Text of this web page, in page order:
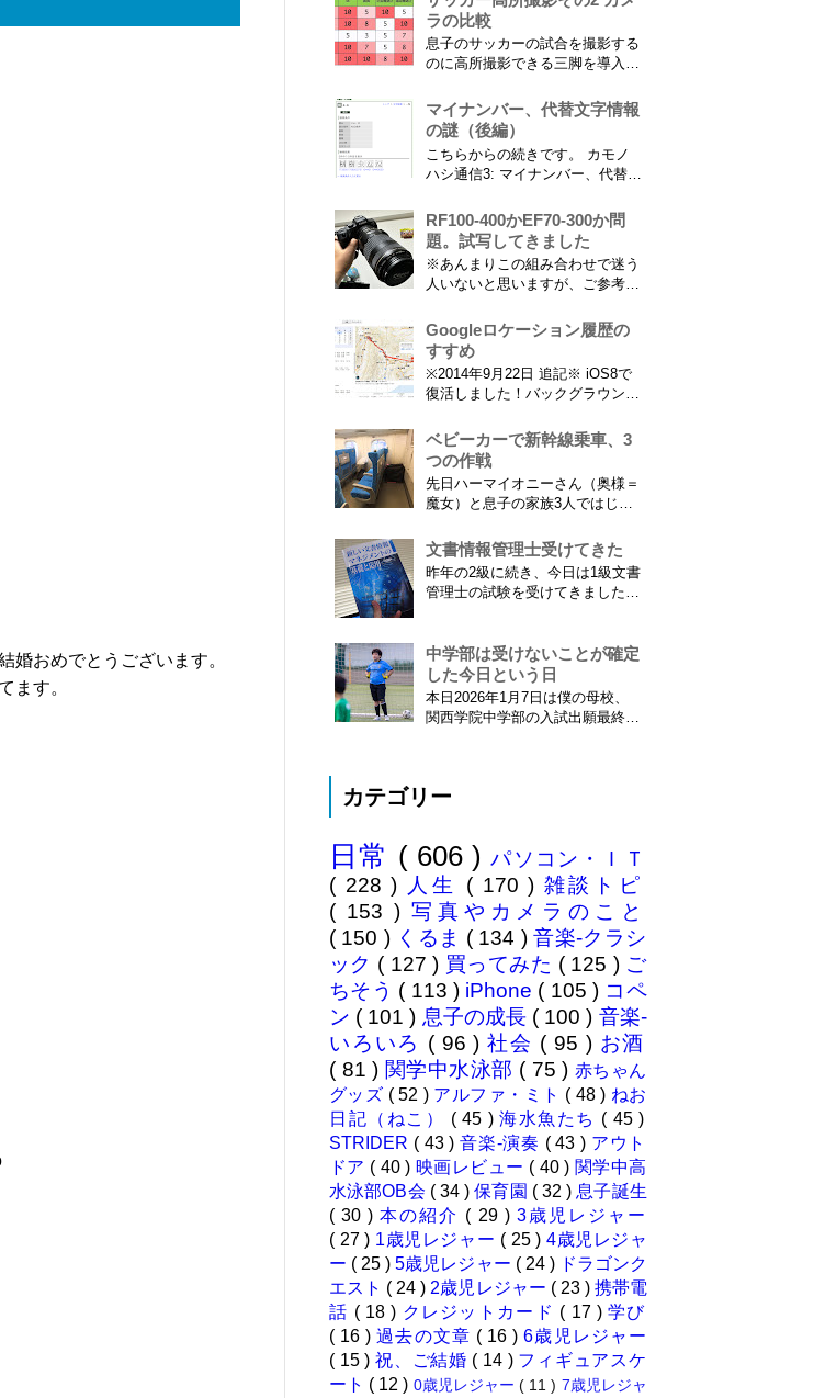
婚おめでとうございます。
ます。
もありがたいことです。 5歳vs88
歳 ひいおばあちゃんとの対決！
カモノハシ通信3 神宮寺川で水遊
び、下の方に動画も付けてます
ラの比較
息子のサッカーの試合を撮影する
のに高所撮影できる三脚を導入し
さからフィールド全体（少年用な
ので大人用の半分の大きさです）
を撮影できればカメラを放置して
の撮影ができますし、選手のポジ
ショニングを俯瞰で見てあとから
問題...
マイナンバー、代替文字情報
の謎（後編）
こちらからの続きです。 カモノ
ハシ通信3: マイナンバー、代替文
供の名前に使える漢字には制限が
あります。たまに使える漢字が増
えたり減ったりしてニュースにな
ってますよね。（2015年１月には
「巫」の字が人名漢字に追加され
RF100-400かEF70-300か問
題。試写してきました
※あんまりこの組み合わせで迷う
人いないと思いますが、ご参考に
とにご注意ください。 息子がサ
ッカーを始めたことで望遠レンズ
をつけての撮影機会がまた増えて
きました。使っているのは EF70-
300mm F4-5.6 IS USM というレ
Googleロケーション履歴の
すすめ
※2014年9月22日 追記※ iOS8で
復活しました！バックグラウンド
iPhone 6 Plusで確認しました。
カモノハシ通信3: Googleロケー
ション履歴がiOS8で復活！
※2013年11月8日 追記※ 残念な
こ...
ベビーカーで新幹線乗車、3
つの作戦
先日ハーマイオニーさん（奥様＝
魔女）と息子の家族3人ではじめ
た。息子はまだ8ヶ月なので基本
ヒザの上なのですが、問題はベビ
ーカーをどうするか。色々事前に
調べたことと、実際に乗ってわか
東海道新幹線限定ネタもあります
ので...
文書情報管理士受けてきた
昨年の2級に続き、今日は1級文書
管理士の試験を受けてきました。
かしい…。 ※後日追記※ 無事合
格してました。しかも成績が上位
3名以内？とかで表彰してもらい
ました\( ˆoˆ )/ 文書の取り扱いや
中学部は受けないことが確定
した今日という日
本日2026年1月7日は僕の母校、
関西学院中学部の入試出願最終日
分の息子が12歳になったら母校中
その可能性がほぼなくなったこと
は...
カテゴリー
日常 ( 606 )パソコン・ＩＴ
( 228 ) 人生 ( 170 ) 雑談トピ
( 153 ) 写真やカメラのこと
( 150 ) くるま ( 134 )音楽-クラシ
ック ( 127 ) 買ってみた ( 125 ) ご
ちそう ( 113 ) iPhone ( 105 ) コペ
ン ( 101 ) 息子の成長 ( 100 ) 音楽-
いろいろ ( 96 )社会 ( 95 ) お酒
( 81 ) 関学中水泳部 ( 75 ) 赤ちゃん
グッズ ( 52 ) アルファ・ミト ( 48 ) ねお
日記（ねこ） ( 45 ) 海水魚たち ( 45 )
STRIDER ( 43 )音楽-演奏 ( 43 ) アウト
ドア ( 40 ) 映画レビュー ( 40 ) 関学中高
水泳部OB会 ( 34 )保育園 ( 32 ) 息子誕生
( 30 )本の紹介 ( 29 ) 3歳児レジャー
( 27 ) 1歳児レジャー ( 25 ) 4歳児レジャ
ー ( 25 )5歳児レジャー ( 24 ) ドラゴンク
エスト ( 24 ) 2歳児レジャー ( 23 ) 携帯電
話 ( 18 ) クレジットカード ( 17 )学び
( 16 )過去の文章 ( 16 )6歳児レジャー
( 15 )祝、ご結婚 ( 14 ) フィギュアスケ
ート ( 12 ) 0歳児レジャー( 11 ) 7歳児レジャ